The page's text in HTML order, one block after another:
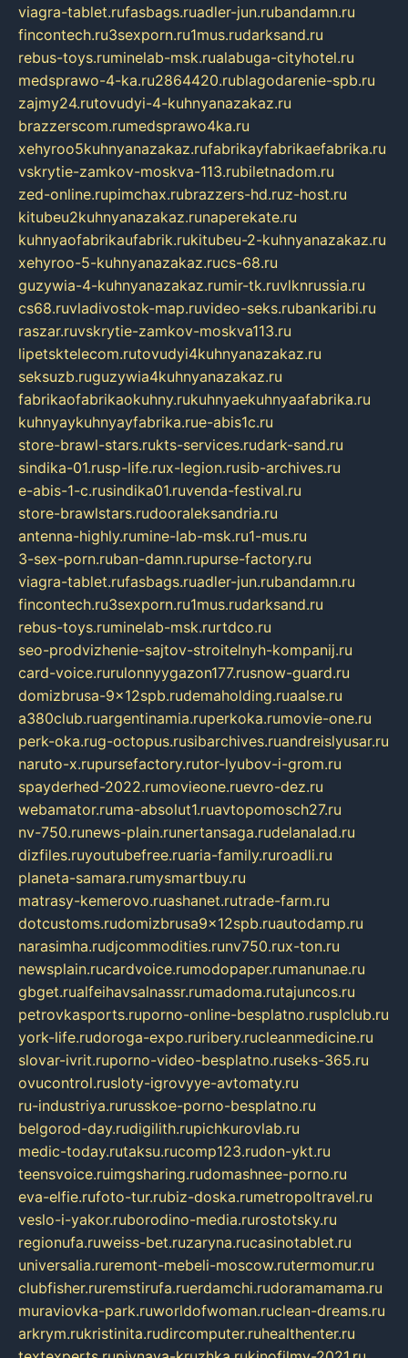
viagra-tablet.rufasbags.ruadler-jun.rubandamn.ru
fincontech.ru3sexporn.ru1mus.rudarksand.ru
rebus-toys.ruminelab-msk.rualabuga-cityhotel.ru
medsprawo-4-ka.ru2864420.rublagodarenie-spb.ru
zajmy24.rutovudyi-4-kuhnyanazakaz.ru
brazzerscom.rumedsprawo4ka.ru
xehyroo5kuhnyanazakaz.rufabrikayfabrikaefabrika.ru
vskrytie-zamkov-moskva-113.rubiletnadom.ru
zed-online.rupimchax.rubrazzers-hd.ruz-host.ru
kitubeu2kuhnyanazakaz.runaperekate.ru
kuhnyaofabrikaufabrik.rukitubeu-2-kuhnyanazakaz.ru
xehyroo-5-kuhnyanazakaz.rucs-68.ru
guzywia-4-kuhnyanazakaz.rumir-tk.ruvlknrussia.ru
cs68.ruvladivostok-map.ruvideo-seks.rubankaribi.ru
raszar.ruvskrytie-zamkov-moskva113.ru
lipetsktelecom.rutovudyi4kuhnyanazakaz.ru
seksuzb.ruguzywia4kuhnyanazakaz.ru
fabrikaofabrikaokuhny.rukuhnyaekuhnyaafabrika.ru
kuhnyaykuhnyayfabrika.rue-abis1c.ru
store-brawl-stars.rukts-services.rudark-sand.ru
sindika-01.rusp-life.rux-legion.rusib-archives.ru
e-abis-1-c.rusindika01.ruvenda-festival.ru
store-brawlstars.rudooraleksandria.ru
antenna-highly.rumine-lab-msk.ru1-mus.ru
3-sex-porn.ruban-damn.rupurse-factory.ru
viagra-tablet.rufasbags.ruadler-jun.rubandamn.ru
fincontech.ru3sexporn.ru1mus.rudarksand.ru
rebus-toys.ruminelab-msk.rurtdco.ru
seo-prodvizhenie-sajtov-stroitelnyh-kompanij.ru
card-voice.rurulonnyygazon177.rusnow-guard.ru
domizbrusa-9x12spb.rudemaholding.ruaalse.ru
a380club.ruargentinamia.ruperkoka.rumovie-one.ru
perk-oka.rug-octopus.rusibarchives.ruandreislyusar.ru
naruto-x.rupursefactory.rutor-lyubov-i-grom.ru
spayderhed-2022.rumovieone.ruevro-dez.ru
webamator.ruma-absolut1.ruavtopomosch27.ru
nv-750.runews-plain.runertansaga.rudelanalad.ru
dizfiles.ruyoutubefree.ruaria-family.ruroadli.ru
planeta-samara.rumysmartbuy.ru
matrasy-kemerovo.ruashanet.rutrade-farm.ru
dotcustoms.rudomizbrusa9x12spb.ruautodamp.ru
narasimha.rudjcommodities.runv750.rux-ton.ru
newsplain.rucardvoice.rumodopaper.rumanunae.ru
gbget.rualfeihavsalnassr.rumadoma.rutajuncos.ru
petrovkasports.ruporno-online-besplatno.rusplclub.ru
york-life.rudoroga-expo.ruribery.rucleanmedicine.ru
slovar-ivrit.ruporno-video-besplatno.ruseks-365.ru
ovucontrol.rusloty-igrovyye-avtomaty.ru
ru-industriya.rurusskoe-porno-besplatno.ru
belgorod-day.rudigilith.rupichkurovlab.ru
medic-today.rutaksu.rucomp123.rudon-ykt.ru
teensvoice.ruimgsharing.rudomashnee-porno.ru
eva-elfie.rufoto-tur.rubiz-doska.rumetropoltravel.ru
veslo-i-yakor.ruborodino-media.rurostotsky.ru
regionufa.ruweiss-bet.ruzaryna.rucasinotablet.ru
universalia.ruremont-mebeli-moscow.rutermomur.ru
clubfisher.ruremstirufa.ruerdamchi.rudoramamama.ru
muraviovka-park.ruworldofwoman.ruclean-dreams.ru
arkrym.rukristinita.rudircomputer.ruhealthenter.ru